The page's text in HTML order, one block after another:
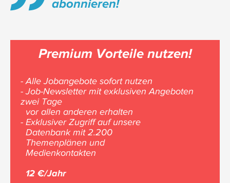
abonnieren!
Premium Vorteile nutzen!
- Alle Jobangebote sofort nutzen
- Job-Newsletter mit exklusiven Angeboten
zwei Tage
vor allen anderen erhalten
- Exklusiver Zugriff auf unsere
Datenbank mit 2.200
Themenplänen und
Medienkontakten
12 €/Jahr